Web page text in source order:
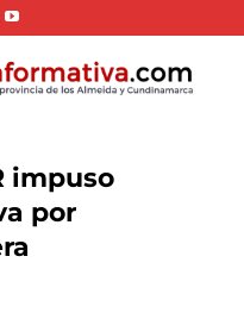
impuso
por